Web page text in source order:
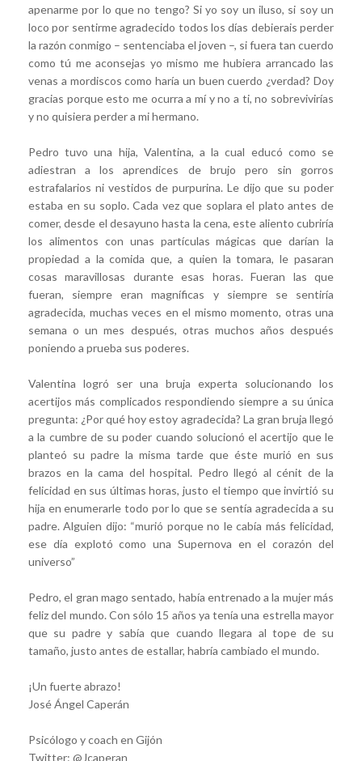
apenarme por lo que no tengo? Si yo soy un iluso, si soy un
loco por sentirme agradecido todos los días debierais perder
la razón conmigo – sentenciaba el joven –, si fuera tan cuerdo
como tú me aconsejas yo mismo me hubiera arrancado las
venas a mordiscos como haría un buen cuerdo ¿verdad? Doy
gracias porque esto me ocurra a mí y no a ti, no sobrevivirías
y no quisiera perder a mi hermano.
Pedro tuvo una hija, Valentina, a la cual educó como se
adiestran a los aprendices de brujo pero sin gorros
estrafalarios ni vestidos de purpurina. Le dijo que su poder
estaba en su soplo. Cada vez que soplara el plato antes de
comer, desde el desayuno hasta la cena, este aliento cubriría
los alimentos con unas partículas mágicas que darían la
propiedad a la comida que, a quien la tomara, le pasaran
cosas maravillosas durante esas horas. Fueran las que
fueran, siempre eran magníficas y siempre se sentiría
agradecida, muchas veces en el mismo momento, otras una
semana o un mes después, otras muchos años después
poniendo a prueba sus poderes.
Valentina logró ser una bruja experta solucionando los
acertijos más complicados respondiendo siempre a su única
pregunta: ¿Por qué hoy estoy agradecida? La gran bruja llegó
a la cumbre de su poder cuando solucionó el acertijo que le
planteó su padre la misma tarde que éste murió en sus
brazos en la cama del hospital. Pedro llegó al cénit de la
felicidad en sus últimas horas, justo el tiempo que invirtió su
hija en enumerarle todo por lo que se sentía agradecida a su
padre. Alguien dijo: “murió porque no le cabía más felicidad,
ese día explotó como una Supernova en el corazón del
universo”
Pedro, el gran mago sentado, había entrenado a la mujer más
feliz del mundo. Con sólo 15 años ya tenía una estrella mayor
que su padre y sabía que cuando llegara al tope de su
tamaño, justo antes de estallar, habría cambiado el mundo.
¡Un fuerte abrazo!
José Ángel Caperán
Psicólogo y coach en Gijón
Twitter: @Jcaperan